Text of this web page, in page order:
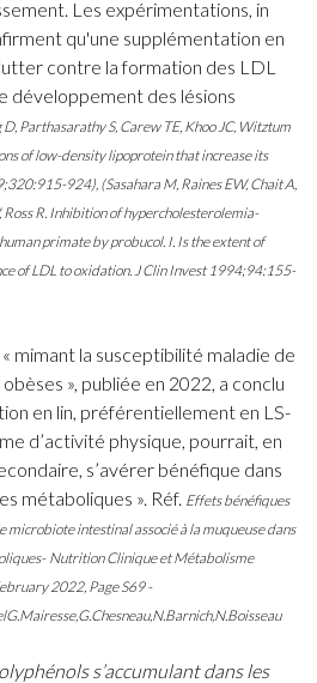
Les expérimentations, in
qu'une supplémentation en
contre la formation des LDL
développement des lésions
Parthasarathy S, Carew TE, Khoo JC, Witztum
of low-density lipoprotein that increase its
924), (Sasahara M, Raines EW, Chait A,
Ross R. Inhibition of hypercholesterolemia-
primate by probucol. I. Is the extent of
of LDL to oxidation. J Clin Invest 1994;94:155-
mimant la susceptibilité maladie de
», publiée en 2022, a conclu
en lin, préférentiellement en LS-
d’activité physique, pourrait, en
s’avérer bénéfique dans
métaboliques ». Réf. Effets bénéfiques
microbiote intestinal associé à la muqueuse dans
Nutrition Clinique et Métabolisme
2022, Page S69 -
s’accumulant dans les